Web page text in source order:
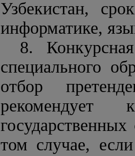
Узбекистан,
информатике,
8.
специального
отбор
рекомендует
том случае,